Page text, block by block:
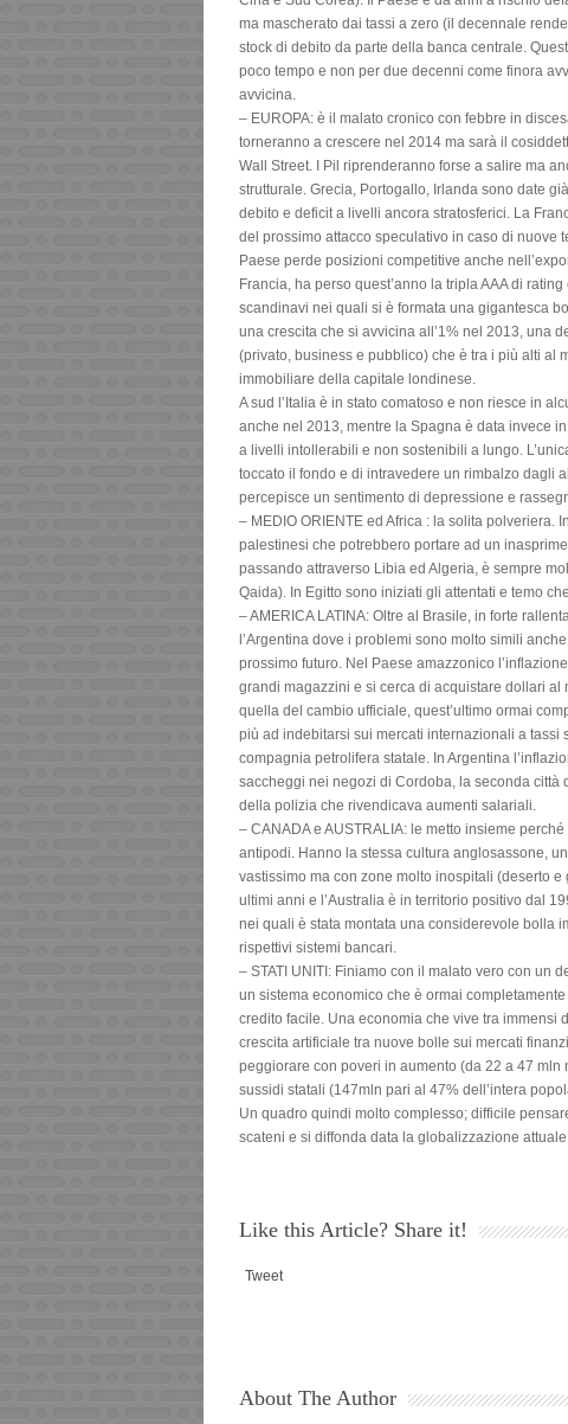
ma mascherato dai tassi a zero (il decennale
stock di debito da parte della banca centrale.
poco tempo e non per due decenni come finora
avvicina.
– EUROPA: è il malato cronico con febbre in
torneranno a crescere nel 2014 ma sarà il
Wall Street. I Pil riprenderanno forse a salire ma
strutturale. Grecia, Portogallo, Irlanda sono date
debito e deficit a livelli ancora stratosferici. La
del prossimo attacco speculativo in caso di nuove
Paese perde posizioni competitive anche
Francia, ha perso quest’anno la tripla AAA di
scandinavi nei quali si è formata una gigantesca
una crescita che si avvicina all’1% nel 2013, una
(privato, business e pubblico) che è tra i più alti al
immobiliare della capitale londinese.
A sud l’Italia è in stato comatoso e non riesce in
anche nel 2013, mentre la Spagna è data invece
a livelli intollerabili e non sostenibili a lungo.
toccato il fondo e di intravedere un rimbalzo dagli
percepisce un sentimento di depressione e
– MEDIO ORIENTE ed Africa : la solita polveriera.
palestinesi che potrebbero portare ad un
passando attraverso Libia ed Algeria, è sempre
Qaida). In Egitto sono iniziati gli attentati e temo
– AMERICA LATINA: Oltre al Brasile, in forte
l’Argentina dove i problemi sono molto simili
prossimo futuro. Nel Paese amazzonico
grandi magazzini e si cerca di acquistare dollari
quella del cambio ufficiale, quest’ultimo ormai
più ad indebitarsi sui mercati internazionali a
compagnia petrolifera statale. In Argentina
saccheggi nei negozi di Cordoba, la seconda
della polizia che rivendicava aumenti salariali.
– CANADA e AUSTRALIA: le metto insieme
antipodi. Hanno la stessa cultura anglosassone,
vastissimo ma con zone molto inospitali (deserto
ultimi anni e l’Australia è in territorio positivo dal
nei quali è stata montata una considerevole bolla
rispettivi sistemi bancari.
– STATI UNITI: Finiamo con il malato vero con un
un sistema economico che è ormai
credito facile. Una economia che vive tra
crescita artificiale tra nuove bolle sui mercati
peggiorare con poveri in aumento (da 22 a 47
sussidi statali (147mln pari al 47% dell’intera
Un quadro quindi molto complesso; difficile
scateni e si diffonda data la globalizzazione
Like this Article? Share it!
Tweet
About The Author